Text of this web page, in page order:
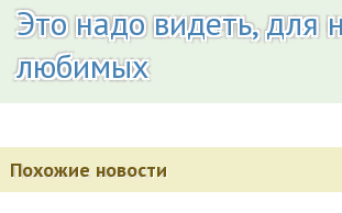
Это надо видеть, для
любимых
Похожие новости